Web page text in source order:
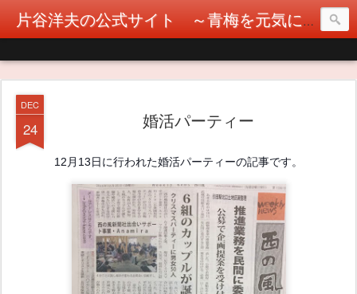
片谷洋夫の公式サイト ～青梅を元気に！カタヤぶりな挑戦！～
DEC
24 婚活パーティー
12月13日に行われた婚活パーティーの記事です。